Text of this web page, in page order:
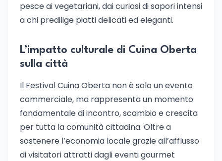
pesce ai vegetariani, dai curiosi di sapori intensi
a chi predilige piatti delicati ed eleganti.
L’impatto culturale di Cuina Oberta
sulla città
Il Festival Cuina Oberta non è solo un evento
commerciale, ma rappresenta un momento
fondamentale di incontro, scambio e crescita
per tutta la comunità cittadina. Oltre a
sostenere l’economia locale grazie all’afflusso
di visitatori attratti dagli eventi gourmet